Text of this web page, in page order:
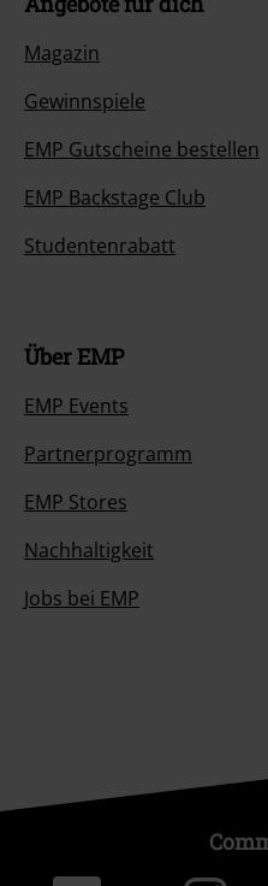
FAQ / Hilfe
Rückgaberichtlinien
Artikel zurücksenden
Größentabelle
BSC Mitgliedschaft kündigen
Zahlungsarten
Angebote für dich
Magazin
Gewinnspiele
EMP Gutscheine bestellen
EMP Backstage Club
Studentenrabatt
EMP Stores